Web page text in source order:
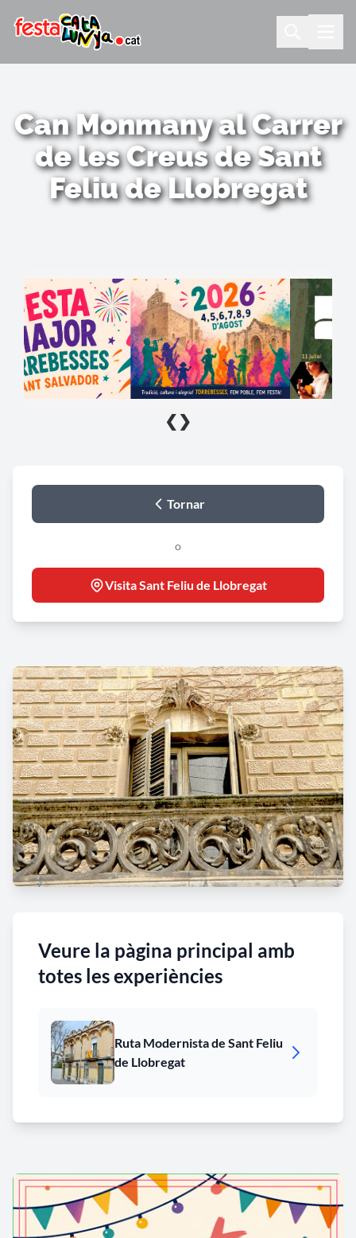
Can Monmany al Carrer
de les Creus de Sant
Feliu de Llobregat
❮ ❯
Tornar
o
Visita Sant Feliu de Llobregat
Veure la pàgina principal amb
totes les experiències
Ruta Modernista de Sant Feliu
de Llobregat